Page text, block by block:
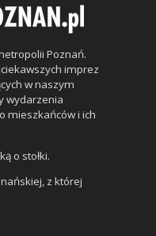
Poznań.
imprez
w naszym
wydarzenia
mieszkańców i ich
o stołki.
z której